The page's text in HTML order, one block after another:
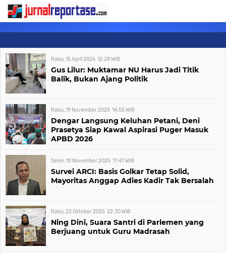
Rabu, 15 April 2026 12:28WIB
Gus Lilur: Muktamar NU Harus Jadi Titik
Balik, Bukan Ajang Politik
Rabu, 19 November 2025 14:55WIB
Dengar Langsung Keluhan Petani, Deni
Prasetya Siap Kawal Aspirasi Puger Masuk
APBD 2026
Senin, 10 November 2025 17:47WIB
Survei ARCI: Basis Golkar Tetap Solid,
Mayoritas Anggap Adies Kadir Tak Bersalah
Rabu, 22 Oktober 2025 22:30WIB
Ning Dini, Suara Santri di Parlemen yang
Berjuang untuk Guru Madrasah